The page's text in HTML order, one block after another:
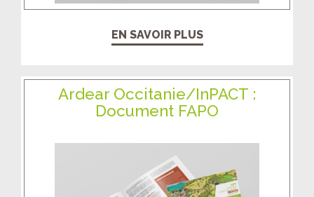
EN SAVOIR PLUS
Ardear Occitanie/InPACT :
Document FAPO